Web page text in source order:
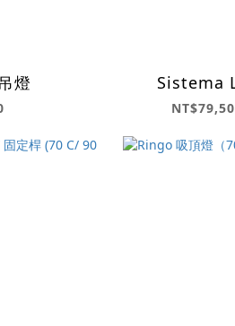
燈 Sistema